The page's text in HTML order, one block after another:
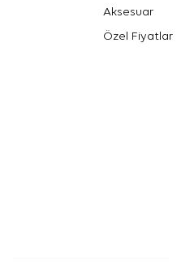
Aksesuar
Özel Fiyatlar